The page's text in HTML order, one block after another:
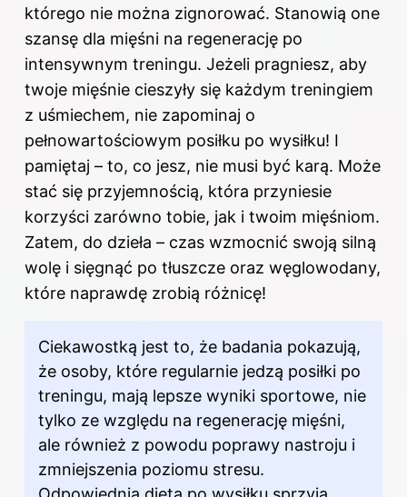
którego nie można zignorować. Stanowią one
szansę dla mięśni na regenerację po
intensywnym treningu. Jeżeli pragniesz, aby
twoje mięśnie cieszyły się każdym treningiem
z uśmiechem, nie zapominaj o
pełnowartościowym posiłku po wysiłku! I
pamiętaj – to, co jesz, nie musi być karą. Może
stać się przyjemnością, która przyniesie
korzyści zarówno tobie, jak i twoim mięśniom.
Zatem, do dzieła – czas wzmocnić swoją silną
wolę i sięgnąć po tłuszcze oraz węglowodany,
które naprawdę zrobią różnicę!
Ciekawostką jest to, że badania pokazują,
że osoby, które regularnie jedzą posiłki po
treningu, mają lepsze wyniki sportowe, nie
tylko ze względu na regenerację mięśni,
ale również z powodu poprawy nastroju i
zmniejszenia poziomu stresu.